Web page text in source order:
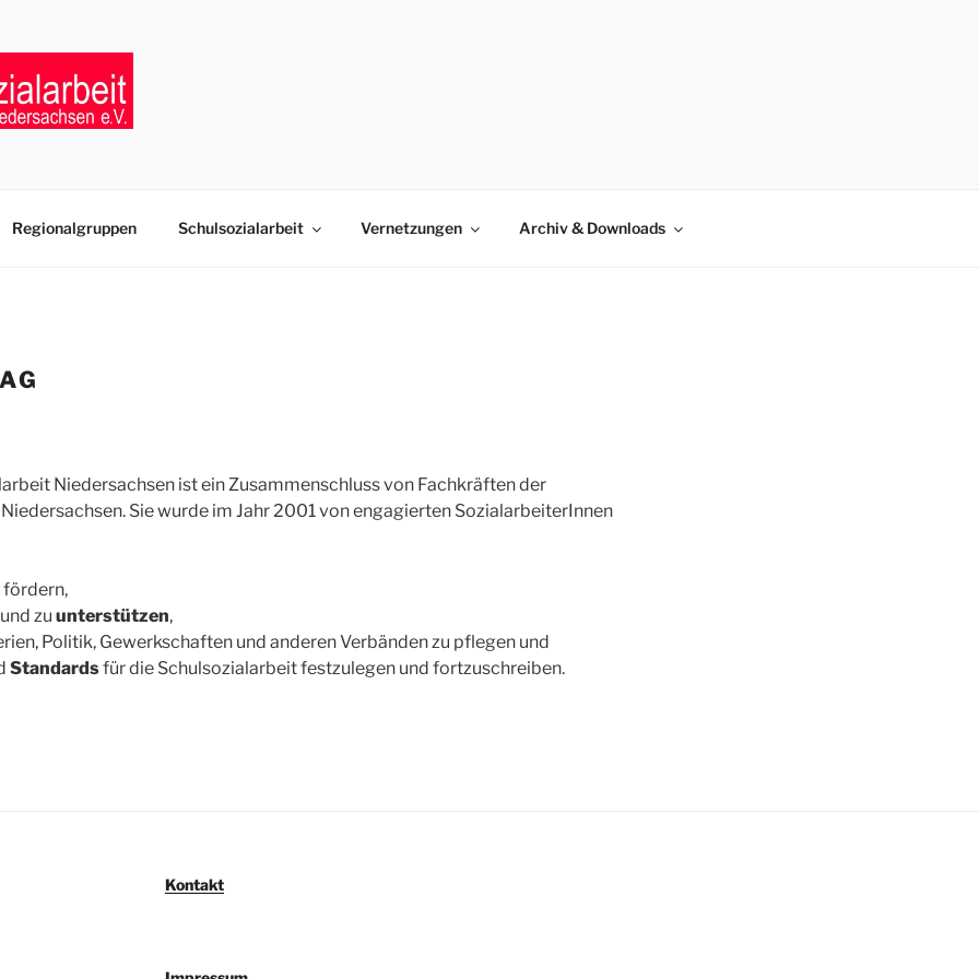
Regionalgruppen Schulsozialarbeit Vernetzungen Archiv & Downloads
Niedersachsen ist ein Zusammenschluss von Fachkräften der
Sie wurde im Jahr 2001 von engagierten SozialarbeiterInnen
fördern,
und zu unterstützen,
Politik, Gewerkschaften und anderen Verbänden zu pflegen und
Standardsfür die Schulsozialarbeit festzulegen und fortzuschreiben.
Kontakt